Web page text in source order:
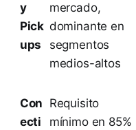
y
Pick
ups
mercado,
dominante en
segmentos
medios-altos
Con
ecti
Requisito
mínimo en 85%